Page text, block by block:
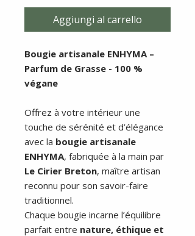
Aggiungi al carrello
Bougie artisanale ENHYMA –
Parfum de Grasse - 100 %
végane
Offrez à votre intérieur une
touche de sérénité et d’élégance
avec la bougie artisanale
ENHYMA, fabriquée à la main par
Le Cirier Breton, maître artisan
reconnu pour son savoir-faire
traditionnel.
Chaque bougie incarne l’équilibre
parfait entre nature, éthique et